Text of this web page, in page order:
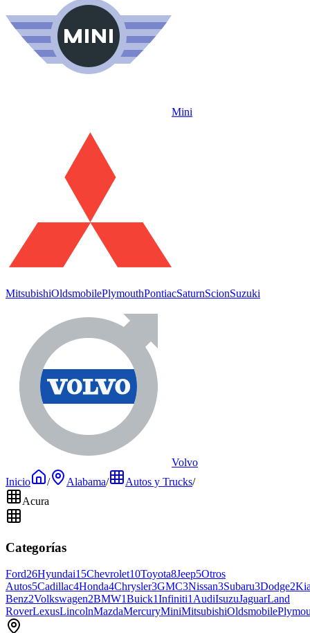
Mini
MitsubishiOldsmobilePlymouthPontiacSaturnScionSuzuki
Volvo
Inicio
/ Alabama/ Autos y Trucks/
Acura
Categorías
Ford26Hyundai15Chevrolet10Toyota8Jeep5Otros
Autos5Cadillac4Honda4Chrysler3GMC3Nissan3Subaru3Dodge2
Benz2Volkswagen2BMW1Buick1Infiniti1AudiIsuzuJaguarLand
RoverLexusLincolnMazdaMercuryMiniMitsubishiOldsmobile